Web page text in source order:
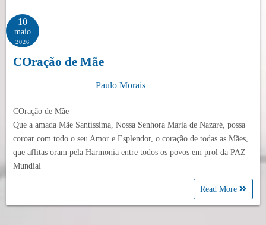
10
maio
2026
COração de Mãe
Paulo Morais
COração de Mãe
Que a amada Mãe Santíssima, Nossa Senhora Maria de Nazaré, possa
coroar com todo o seu Amor e Esplendor, o coração de todas as Mães,
que aflitas oram pela Harmonia entre todos os povos em prol da PAZ
Mundial
Read More